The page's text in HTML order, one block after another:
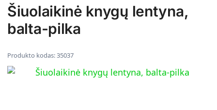
Šiuolaikinė knygų lentyna,
balta-pilka
Produkto kodas:35037